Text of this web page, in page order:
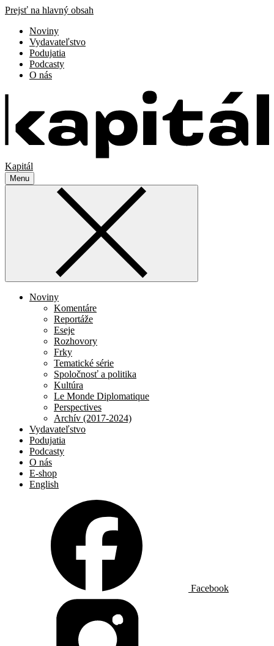
Prejsť na hlavný obsah
Noviny
Vydavateľstvo
Podujatia
Podcasty
O nás
Kapitál
Menu
Noviny
Komentáre
Reportáže
Eseje
Rozhovory
Frky
Tematické série
Spoločnosť a politika
Kultúra
Le Monde Diplomatique
Perspectives
Archív (2017-2024)
Vydavateľstvo
Podujatia
Podcasty
O nás
E-shop
English
Facebook